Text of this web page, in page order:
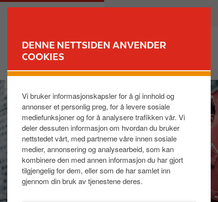
DENNE NETTSIDEN ANVENDER
COOKIES
Vi bruker informasjonskapsler for å gi innhold og
annonser et personlig preg, for å levere sosiale
mediefunksjoner og for å analysere trafikken vår. Vi
deler dessuten informasjon om hvordan du bruker
nettstedet vårt, med partnerne våre innen sosiale
medier, annonsering og analysearbeid, som kan
kombinere den med annen informasjon du har gjort
tilgjengelig for dem, eller som de har samlet inn
gjennom din bruk av tjenestene deres.
o
v
e
d
i
n
h
o
M
v
m
a
g
e